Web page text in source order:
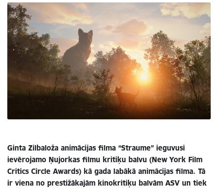
Ginta Zilbaloža animācijas filma “Straume” ieguvusi
ievērojamo Ņujorkas filmu kritiķu balvu (New York Film
Critics Circle Awards) kā gada labākā animācijas filma. Tā
ir viena no prestižākajām kinokritiķu balvām ASV un tiek